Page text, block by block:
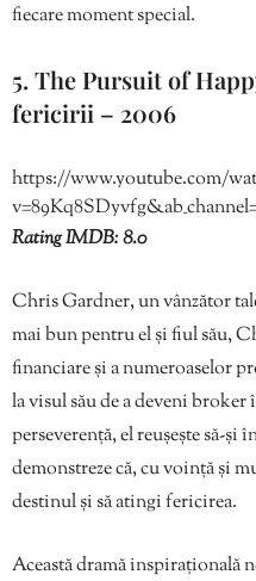
fiecare moment special.
5. The Pursuit of
fericirii – 2006
https://www.youtube.com/
Rating IMDB: 8.0
Chris Gardner, un vânzător
mai bun pentru el și fiul său,
financiare și a numeroaselor
la visul său de a deveni
perseverență, el reușește să-și
demonstreze că, cu voință și
destinul și să atingi fericirea.
Această dramă inspirațională